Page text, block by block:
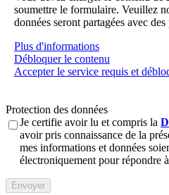
soumettre le formulaire. Veuillez
données seront partagées avec
Plus d'informations
Débloquer le contenu
Accepter le service requis et
Protection des données
Je certifie avoir lu et compris la
avoir pris connaissance de la
mes informations et données
électroniquement pour répondre
Envoyer